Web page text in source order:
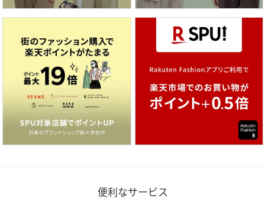
便利なサービス